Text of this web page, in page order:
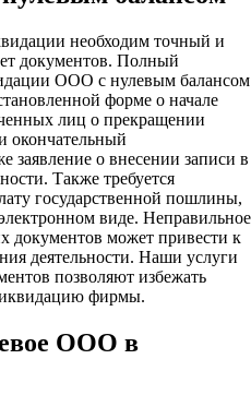
необходим точный и
документов. Полный
ООО с нулевым балансом
форме о начале
лиц о прекращении
окончательный
заявление о внесении записи в
Также требуется
государственной пошлины,
виде. Неправильное
документов может привести к
деятельности. Наши услуги
позволяют избежать
фирмы.
ООО в